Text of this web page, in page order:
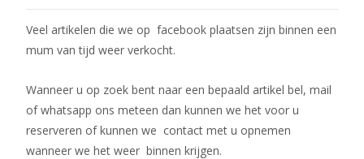
Veel artikelen die we op facebook plaatsen zijn binnen een
mum van tijd weer verkocht.
Wanneer u op zoek bent naar een bepaald artikel bel, mail
of whatsapp ons meteen dan kunnen we het voor u
reserveren of kunnen we contact met u opnemen
wanneer we het weer binnen krijgen.